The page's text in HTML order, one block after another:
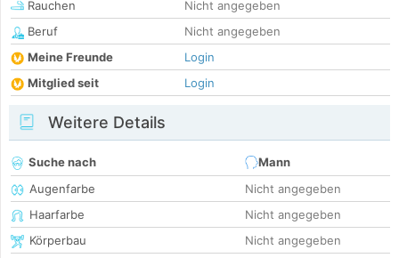
Rauchen
Nicht angegeben
Beruf
Nicht angegeben
Meine Freunde
Login
Mitglied seit
Login
Weitere Details
Suche nach
Mann
Augenfarbe
Nicht angegeben
Haarfarbe
Nicht angegeben
Körperbau
Nicht angegeben